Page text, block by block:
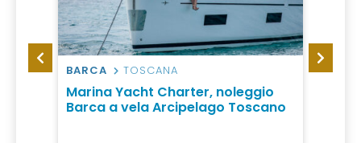
BARCA TOSCANA
Marina Yacht Charter, noleggio
Barca a vela Arcipelago Toscano